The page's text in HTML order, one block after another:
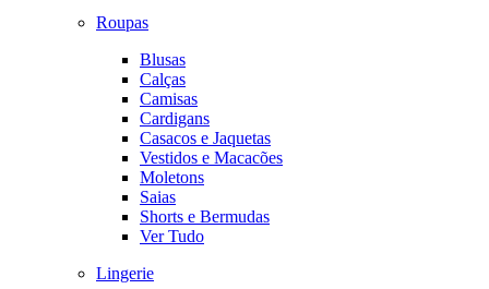
Roupas
Blusas
Calças
Camisas
Cardigans
Casacos e Jaquetas
Vestidos e Macacões
Moletons
Saias
Shorts e Bermudas
Ver Tudo
Lingerie